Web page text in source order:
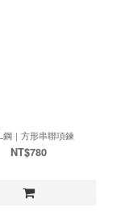
鋼｜方形串聯項鍊
NT$780